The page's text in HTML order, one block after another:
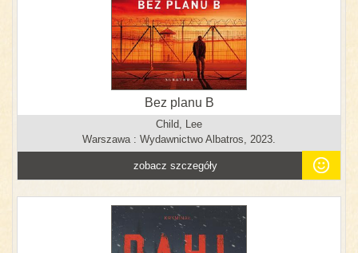
Bez planu B
Child, Lee
Warszawa : Wydawnictwo Albatros, 2023.
zobacz szczegóły